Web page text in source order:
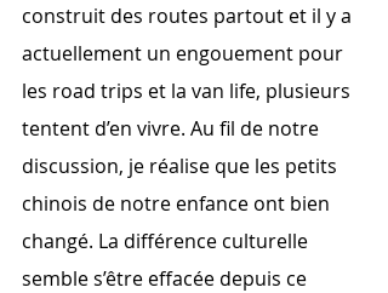
construit des routes partout et il y a
actuellement un engouement pour
les road trips et la van life, plusieurs
tentent d’en vivre. Au fil de notre
discussion, je réalise que les petits
chinois de notre enfance ont bien
changé. La différence culturelle
semble s’être effacée depuis ce